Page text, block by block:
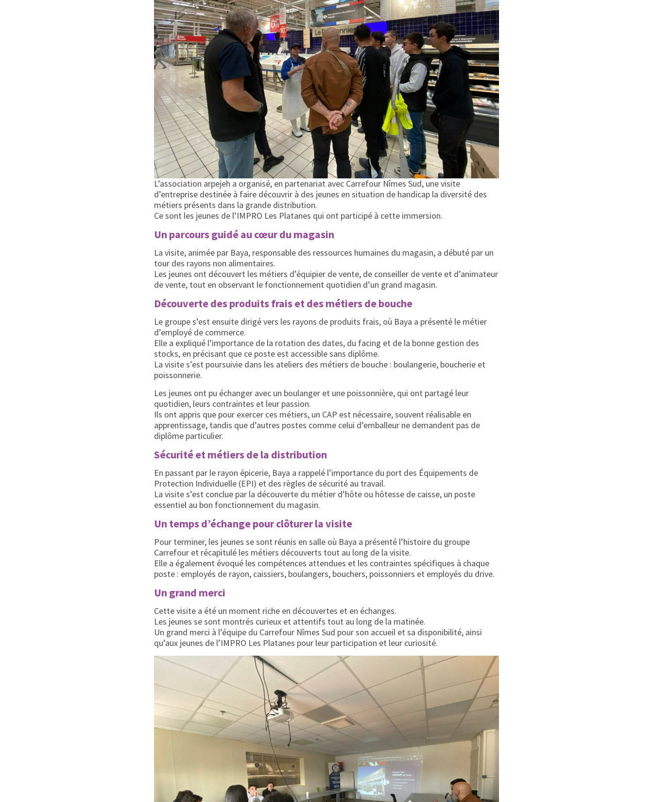
L’association arpejeh a organisé, en partenariat avec Carrefour Nîmes Sud, une visite
d’entreprise destinée à faire découvrir à des jeunes en situation de handicap la diversité des
métiers présents dans la grande distribution.
Ce sont les jeunes de l’IMPRO Les Platanes qui ont participé à cette immersion.
Un parcours guidé au cœur du magasin
La visite, animée par Baya, responsable des ressources humaines du magasin, a débuté par un
tour des rayons non alimentaires.
Les jeunes ont découvert les métiers d’équipier de vente, de conseiller de vente et d’animateur
de vente, tout en observant le fonctionnement quotidien d’un grand magasin.
Découverte des produits frais et des métiers de bouche
Le groupe s’est ensuite dirigé vers les rayons de produits frais, où Baya a présenté le métier
d’employé de commerce.
Elle a expliqué l’importance de la rotation des dates, du facing et de la bonne gestion des
stocks, en précisant que ce poste est accessible sans diplôme.
La visite s’est poursuivie dans les ateliers des métiers de bouche : boulangerie, boucherie et
poissonnerie.
Les jeunes ont pu échanger avec un boulanger et une poissonnière, qui ont partagé leur
quotidien, leurs contraintes et leur passion.
Ils ont appris que pour exercer ces métiers, un CAP est nécessaire, souvent réalisable en
apprentissage, tandis que d’autres postes comme celui d’emballeur ne demandent pas de
diplôme particulier.
Sécurité et métiers de la distribution
En passant par le rayon épicerie, Baya a rappelé l’importance du port des Équipements de
Protection Individuelle (EPI) et des règles de sécurité au travail.
La visite s’est conclue par la découverte du métier d’hôte ou hôtesse de caisse, un poste
essentiel au bon fonctionnement du magasin.
Un temps d’échange pour clôturer la visite
Pour terminer, les jeunes se sont réunis en salle où Baya a présenté l’histoire du groupe
Carrefour et récapitulé les métiers découverts tout au long de la visite.
Elle a également évoqué les compétences attendues et les contraintes spécifiques à chaque
poste : employés de rayon, caissiers, boulangers, bouchers, poissonniers et employés du drive.
Un grand merci
Cette visite a été un moment riche en découvertes et en échanges.
Les jeunes se sont montrés curieux et attentifs tout au long de la matinée.
Un grand merci à l’équipe du Carrefour Nîmes Sud pour son accueil et sa disponibilité, ainsi
qu’aux jeunes de l’IMPRO Les Platanes pour leur participation et leur curiosité.